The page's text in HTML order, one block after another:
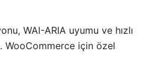
WAI-ARIA uyumu ve hızlı
WooCommerce için özel